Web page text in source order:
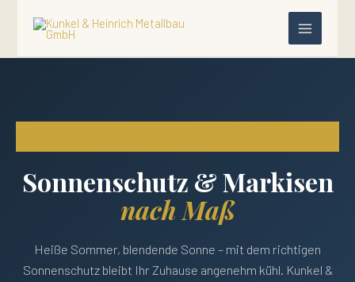
Sonnenschutz & Markisen
nach Maß
Heiße Sommer, blendende Sonne – mit dem richtigen
Sonnenschutz bleibt Ihr Zuhause angenehm kühl. Kunkel &